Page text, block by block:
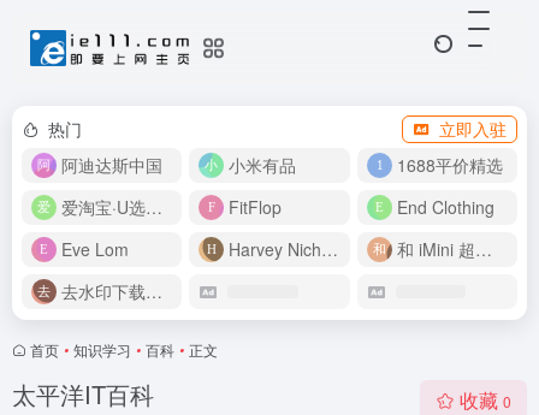
热门
立即入驻
阿迪达斯中国
小米有品
1688平价精选
爱淘宝·U选好价
FitFlop
End Clothing
Eve Lom
Harvey Nichols
和 iMini 超级智能体一起构建伟大作品
去水印下载视频
首页 • 知识学习 • 百科 • 正文
太平洋IT百科 收藏 0